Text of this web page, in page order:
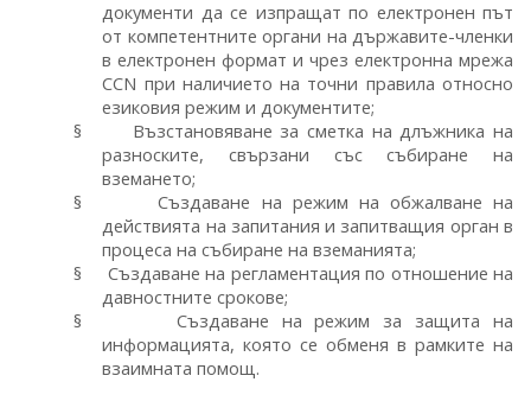
документи да се изпращат по електронен път
от компетентните органи на държавите-членки
в електронен формат и чрез електронна мрежа
ССN при наличието на точни правила относно
езиковия режим и документите;
§
Възстановяване за сметка на длъжника на
разноските, свързани със събиране на
вземането;
§
Създаване на режим на обжалване на
действията на запитания и запитващия орган в
процеса на събиране на вземанията;
§
Създаване на регламентация по отношение на
давностните срокове;
§
Създаване на режим за защита на
информацията, която се обменя в рамките на
взаимната помощ.